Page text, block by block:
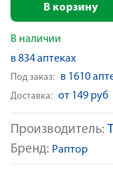
Производитель:
Бренд: Раптор
В корзину
В наличии
в 834 аптеках
Под заказ: в 1610
Доставка: от 149 руб